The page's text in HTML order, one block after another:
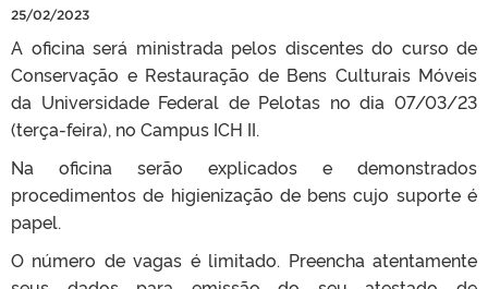
25/02/2023
A oficina será ministrada pelos discentes do curso de
Conservação e Restauração de Bens Culturais Móveis
da Universidade Federal de Pelotas no dia 07/03/23
(terça-feira), no Campus ICH II.
Na oficina serão explicados e demonstrados
procedimentos de higienização de bens cujo suporte é
papel.
O número de vagas é limitado. Preencha atentamente